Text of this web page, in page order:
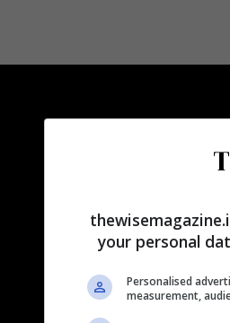
your personal
Personalised
measurement,